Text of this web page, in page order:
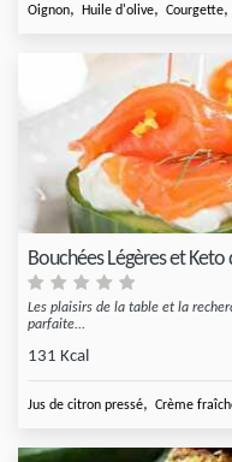
Oignon, Huile d'olive, Courgette,
Bouchées Légères et
Les plaisirs de la table et la
parfaite...
131 Kcal
Jus de citron pressé, Crème